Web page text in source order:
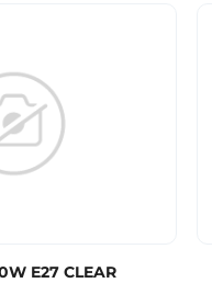
E27 CLEAR